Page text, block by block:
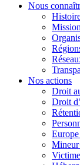
Nous
Nos actions
Droit
Droit